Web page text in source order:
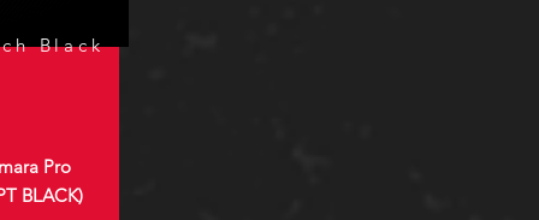
Black
Pro
BLACK)